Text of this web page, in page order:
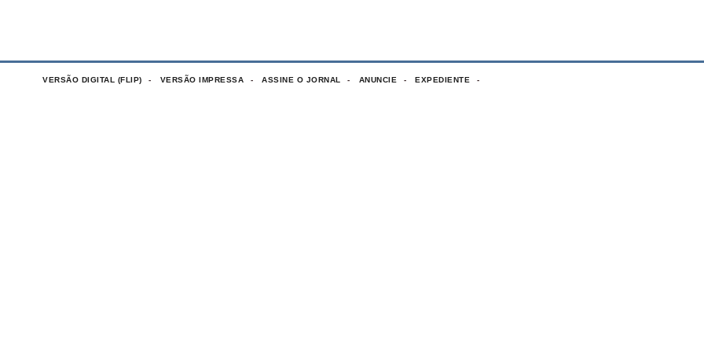
VERSÃO DIGITAL (FLIP) VERSÃO IMPRESSA ASSINE O JORNAL ANUNCIE EXPEDIENTE